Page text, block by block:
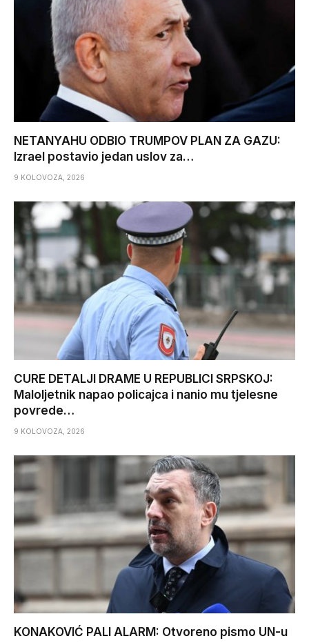
NETANYAHU ODBIO TRUMPOV PLAN ZA GAZU:
Izrael postavio jedan uslov za…
9 KOLOVOZA, 2026
CURE DETALJI DRAME U REPUBLICI SRPSKOJ:
Maloljetnik napao policajca i nanio mu tjelesne
povrede…
9 KOLOVOZA, 2026
KONAKOVIĆ PALI ALARM: Otvoreno pismo UN-u